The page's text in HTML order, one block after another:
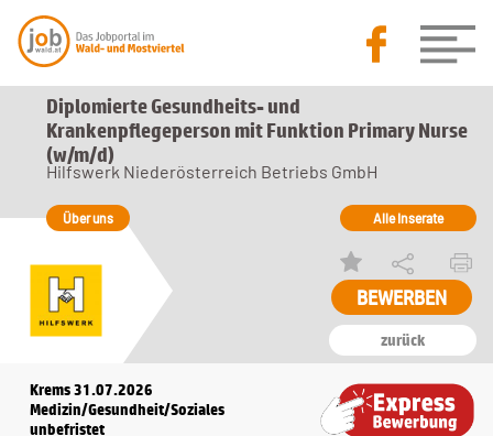
Diplomierte Gesundheits- und
Krankenpflegeperson mit Funktion Primary Nurse
(w/m/d)
zurück
Hilfswerk Niederösterreich Betriebs GmbH
Über uns Alle Inserate
Krems 31.07.2026
Medizin/Gesundheit/Soziales
unbefristet